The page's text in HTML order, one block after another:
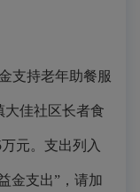
持老年助餐服
大佳社区长者食
元。支出列入
金支出”，请加